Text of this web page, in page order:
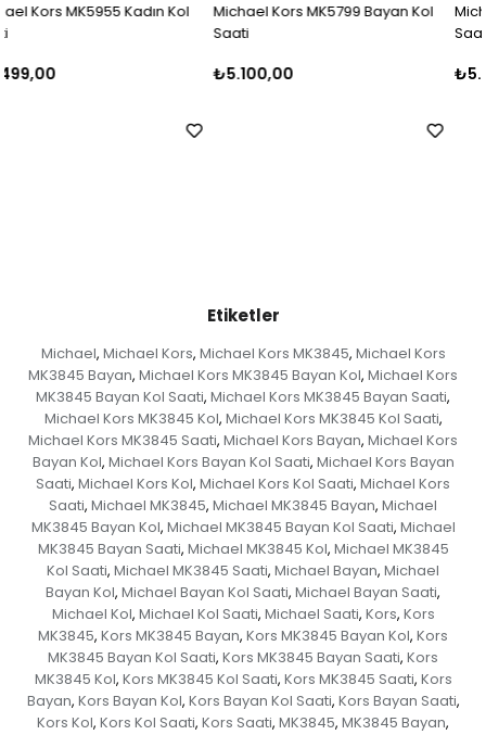
Michael Kors MK5799 Bayan Kol
₺5.100,00
Michael Kors MK5798 Bayan Kol
₺5.500,00
Etiketler
Michael, Michael Kors, Michael Kors MK3845, Michael Kors
MK3845 Bayan, Michael Kors MK3845 Bayan Kol, Michael Kors
MK3845 Bayan Kol Saati, Michael Kors MK3845 Bayan Saati,
Michael Kors MK3845 Kol, Michael Kors MK3845 Kol Saati,
Michael Kors MK3845 Saati, Michael Kors Bayan, Michael Kors
Bayan Kol, Michael Kors Bayan Kol Saati, Michael Kors Bayan
Saati, Michael Kors Kol, Michael Kors Kol Saati, Michael Kors
Saati, Michael MK3845, Michael MK3845 Bayan, Michael
MK3845 Bayan Kol, Michael MK3845 Bayan Kol Saati, Michael
MK3845 Bayan Saati, Michael MK3845 Kol, Michael MK3845
Kol Saati, Michael MK3845 Saati, Michael Bayan, Michael
Bayan Kol, Michael Bayan Kol Saati, Michael Bayan Saati,
Michael Kol, Michael Kol Saati, Michael Saati, Kors, Kors
MK3845, Kors MK3845 Bayan, Kors MK3845 Bayan Kol, Kors
MK3845 Bayan Kol Saati, Kors MK3845 Bayan Saati, Kors
MK3845 Kol, Kors MK3845 Kol Saati, Kors MK3845 Saati, Kors
Bayan, Kors Bayan Kol, Kors Bayan Kol Saati, Kors Bayan Saati,
Kors Kol, Kors Kol Saati, Kors Saati, MK3845, MK3845 Bayan,